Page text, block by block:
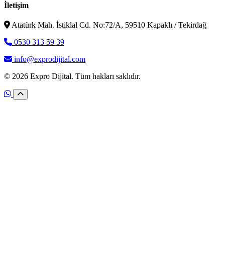
İletişim
Atatürk Mah. İstiklal Cd. No:72/A, 59510 Kapaklı / Tekirdağ
0530 313 59 39
info@exprodijital.com
© 2026 Expro Dijital. Tüm hakları saklıdır.